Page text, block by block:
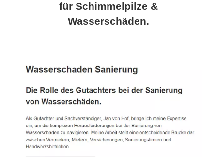
für Schimmelpilze &
Wasserschäden.